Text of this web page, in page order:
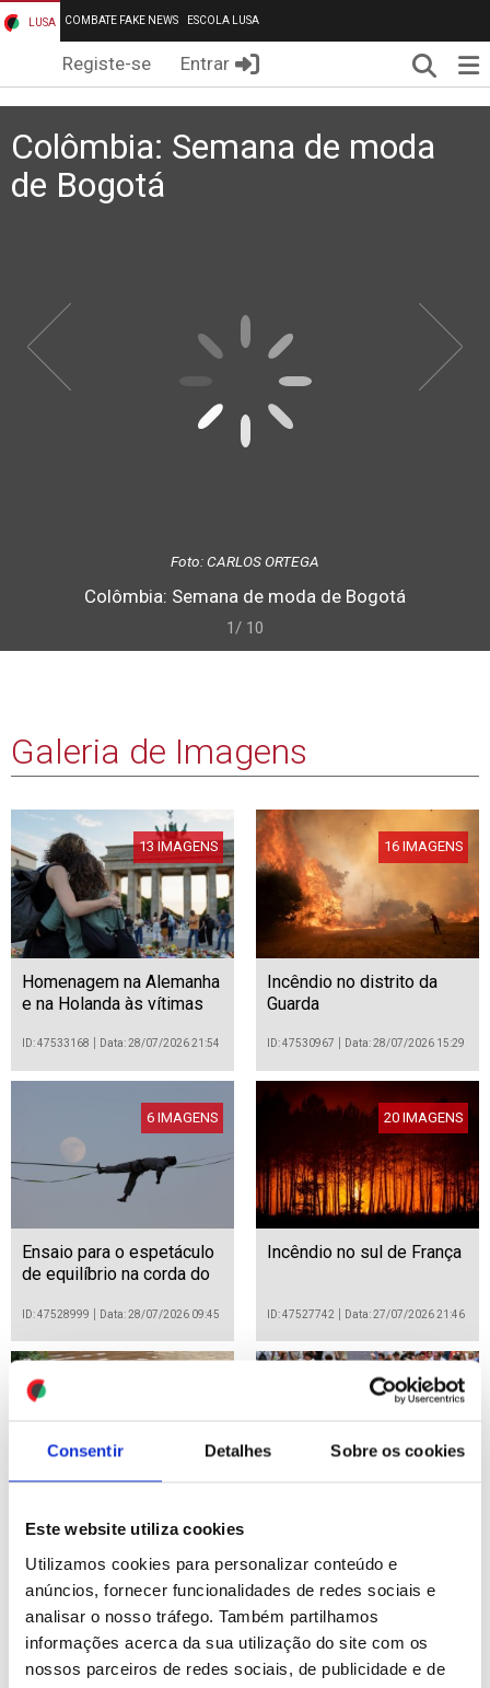
Consentir Detalhes Sobre os cookies
Este website utiliza cookies
Utilizamos cookies para personalizar conteúdo e
anúncios, fornecer funcionalidades de redes sociais e
analisar o nosso tráfego. Também partilhamos
informações acerca da sua utilização do site com os
nossos parceiros de redes sociais, de publicidade e de
LUSA COMBATE FAKE NEWS ESCOLA LUSA
Registe-se Entrar
Colômbia: Semana de moda
de Bogotá
Foto: CARLOS ORTEGA
Colômbia: Semana de moda de Bogotá
1/ 10
Galeria de Imagens
13 IMAGENS
Homenagem na Alemanha
e na Holanda às vítimas
de Berlim
ID: 47533168 Data: 28/07/2026 21:54
16 IMAGENS
Incêndio no distrito da
Guarda
ID: 47530967 Data: 28/07/2026 15:29
6 IMAGENS
Ensaio para o espetáculo
de equilíbrio na corda do
ID: 47528999 Data: 28/07/2026 09:45
20 IMAGENS
Incêndio no sul de França
ID: 47527742 Data: 27/07/2026 21:46
Paquistão: Cheias
monções em Lahore
ID: 47526271 Data: 27/07/2026 16:08
8 IMAGENS
Maiorca contra o turismo
excessivo
ID: 47524617 Data: 27/07/2026 09:54
19 IMAGENS 21 IMAGENS